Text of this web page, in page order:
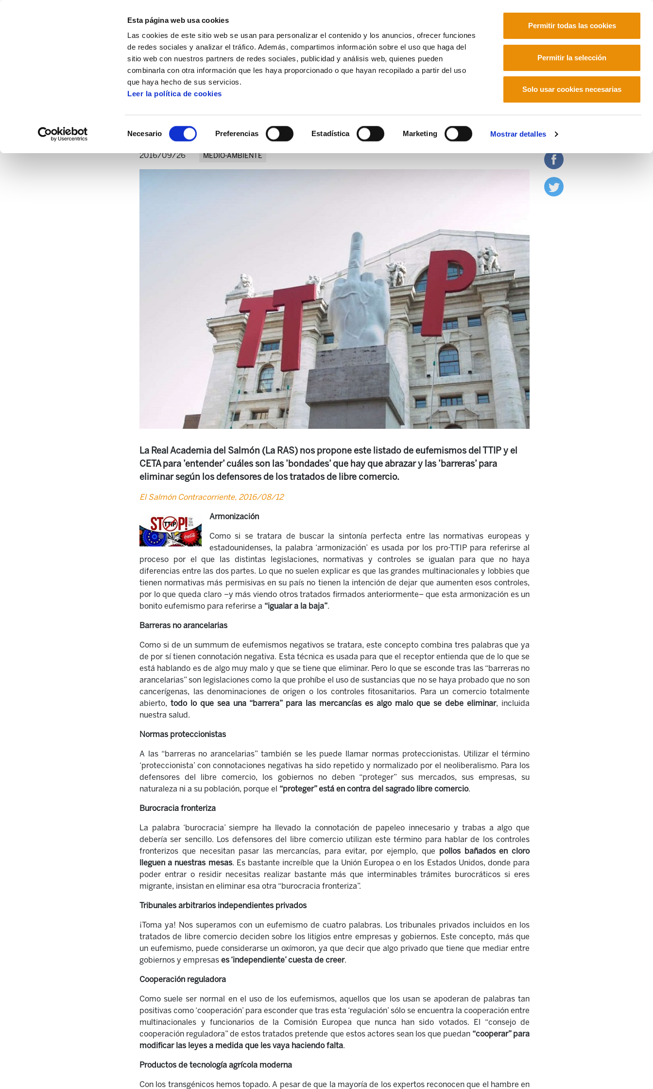
Esta página web usa cookies
Las cookies de este sitio web se usan para personalizar el contenido y los anuncios, ofrecer funciones
de redes sociales y analizar el tráfico. Además, compartimos información sobre el uso que haga del
sitio web con nuestros partners de redes sociales, publicidad y análisis web, quienes pueden
combinarla con otra información que les haya proporcionado o que hayan recopilado a partir del uso
que haya hecho de sus servicios.
Leer la política de cookies
Necesario Preferencias Estadística Marketing Mostrar detalles
Permitir todas las cookies
Permitir la selección
Solo usar cookies necesarias
Los 7 "mejores" eufemismos de los tratados de libre comercio
Los 7 "mejores" eufemismos de los tratados de libre comercio
2016/09/26 MEDIO-AMBIENTE
La Real Academia del Salmón (La RAS) nos propone este listado de eufemismos del TTIP y el
CETA para ’entender’ cuáles son las ’bondades’ que hay que abrazar y las ’barreras’ para
eliminar según los defensores de los tratados de libre comercio.
El Salmón Contracorriente, 2016/08/12
Armonización
Como si se tratara de buscar la sintonía perfecta entre las normativas europeas y
estadounidenses, la palabra ‘armonización’ es usada por los pro-TTIP para referirse al
proceso por el que las distintas legislaciones, normativas y controles se igualan para que no haya
diferencias entre las dos partes. Lo que no suelen explicar es que las grandes multinacionales y lobbies que
tienen normativas más permisivas en su país no tienen la intención de dejar que aumenten esos controles,
por lo que queda claro –y más viendo otros tratados firmados anteriormente– que esta armonización es un
bonito eufemismo para referirse a “igualar a la baja”.
Barreras no arancelarias
Como si de un summum de eufemismos negativos se tratara, este concepto combina tres palabras que ya
de por sí tienen connotación negativa. Esta técnica es usada para que el receptor entienda que de lo que se
está hablando es de algo muy malo y que se tiene que eliminar. Pero lo que se esconde tras las “barreras no
arancelarias” son legislaciones como la que prohíbe el uso de sustancias que no se haya probado que no son
cancerígenas, las denominaciones de origen o los controles fitosanitarios. Para un comercio totalmente
abierto,todo lo que sea una “barrera” para las mercancías es algo malo que se debe eliminar, incluida
nuestra salud.
Normas proteccionistas
A las “barreras no arancelarias” también se les puede llamar normas proteccionistas. Utilizar el término
‘proteccionista’ con connotaciones negativas ha sido repetido y normalizado por el neoliberalismo. Para los
defensores del libre comercio, los gobiernos no deben “proteger” sus mercados, sus empresas, su
naturaleza ni a su población, porque el “proteger” está en contra del sagrado libre comercio.
Burocracia fronteriza
La palabra ‘burocracia’ siempre ha llevado la connotación de papeleo innecesario y trabas a algo que
debería ser sencillo. Los defensores del libre comercio utilizan este término para hablar de los controles
fronterizos que necesitan pasar las mercancías, para evitar, por ejemplo, que pollos bañados en cloro
lleguen a nuestras mesas. Es bastante increíble que la Unión Europea o en los Estados Unidos, donde para
poder entrar o residir necesitas realizar bastante más que interminables trámites burocráticos si eres
migrante, insistan en eliminar esa otra “burocracia fronteriza”.
Tribunales arbitrarios independientes privados
¡Toma ya! Nos superamos con un eufemismo de cuatro palabras. Los tribunales privados incluidos en los
tratados de libre comercio deciden sobre los litigios entre empresas y gobiernos. Este concepto, más que
un eufemismo, puede considerarse un oxímoron, ya que decir que algo privado que tiene que mediar entre
gobiernos y empresas es ‘independiente’ cuesta de creer.
Cooperación reguladora
Como suele ser normal en el uso de los eufemismos, aquellos que los usan se apoderan de palabras tan
positivas como ‘cooperación’ para esconder que tras esta ‘regulación’ sólo se encuentra la cooperación entre
multinacionales y funcionarios de la Comisión Europea que nunca han sido votados. El “consejo de
cooperación reguladora” de estos tratados pretende que estos actores sean los que puedan “cooperar” para
modificar las leyes a medida que les vaya haciendo falta.
Productos de tecnología agrícola moderna
Con los transgénicos hemos topado. A pesar de que la mayoría de los expertos reconocen que el hambre en